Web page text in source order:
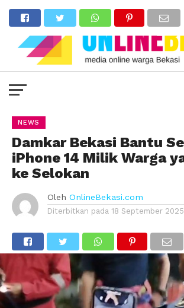
NEWS
Damkar Bekasi Bantu
iPhone 14 Milik Warga
ke Selokan
Oleh OnlineBekasi.com
Diterbitkan pada 18 September 2025